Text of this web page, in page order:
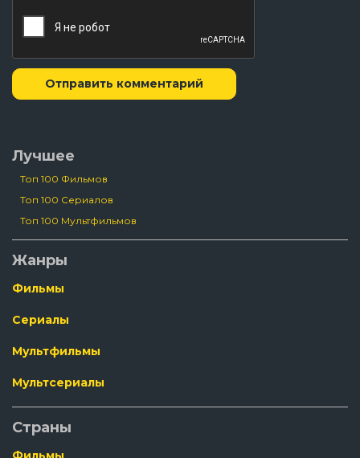
Отправить комментарий
Лучшее
Топ 100 Фильмов
Топ 100 Сериалов
Топ 100 Мультфильмов
Жанры
Фильмы
Сериалы
Мультфильмы
Мультсериалы
Страны